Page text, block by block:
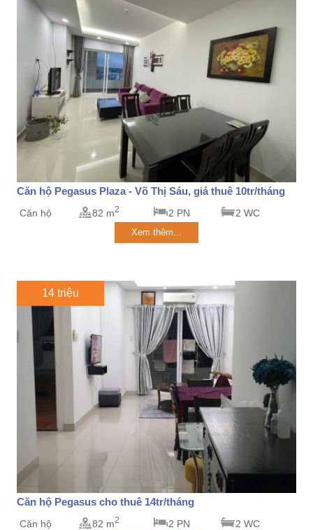
Căn hộ Pegasus Plaza - Võ Thị Sáu, giá thuê 10tr/tháng
Căn hộ 82 m2 2 PN 2 WC
Xem thêm...
14 triệu
Căn hộ Pegasus cho thuê 14tr/tháng
Căn hộ 82 m2 2 PN 2 WC